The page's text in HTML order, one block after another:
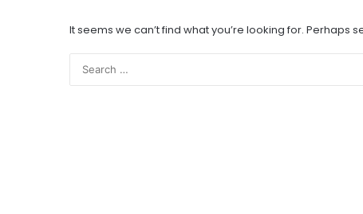
It seems we can’t find what you’re looking for. Perhaps